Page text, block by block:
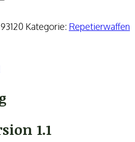
Kategorie: Repetierwaffen
1.1